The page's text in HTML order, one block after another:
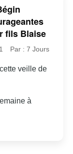
fils Blaise
Par : 7 Jours
veille de
à